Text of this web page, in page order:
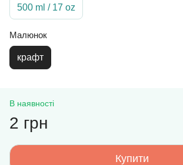
500 ml / 17 oz
Малюнок
крафт
В наявності
2 грн
Купити